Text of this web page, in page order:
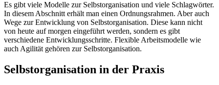
Es gibt viele Modelle zur Selbstorganisation und viele Schlagwörter.
In diesem Abschnitt erhält man einen Ordnungsrahmen. Aber auch
Wege zur Entwicklung von Selbstorganisation. Diese kann nicht
von heute auf morgen eingeführt werden, sondern es gibt
verschiedene Entwicklungsschritte. Flexible Arbeitsmodelle wie
auch Agilität gehören zur Selbstorganisation.
Selbstorganisation in der Praxis